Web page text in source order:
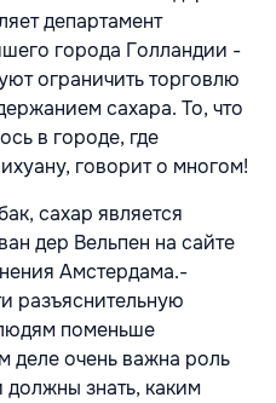
департамент
города Голландии -
ограничить торговлю
сахара. То, что
в городе, где
говорит о многом!
сахар является
дер Вельпен на сайте
Амстердама.-
разъяснительную
поменьше
деле очень важна роль
должны знать, каким